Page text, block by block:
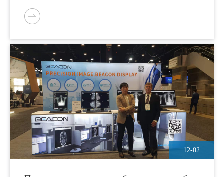
зарубежную оффлайновую выставку на выставке Arab
Health.
12-02